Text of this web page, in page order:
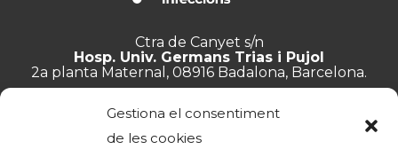
Gestiona el consentiment
de les cookies
Ctra de Canyet s/n
Hosp. Univ. Germans Trias i Pujol
2a planta Maternal, 08916 Badalona, Barcelona.
info@lluita.org